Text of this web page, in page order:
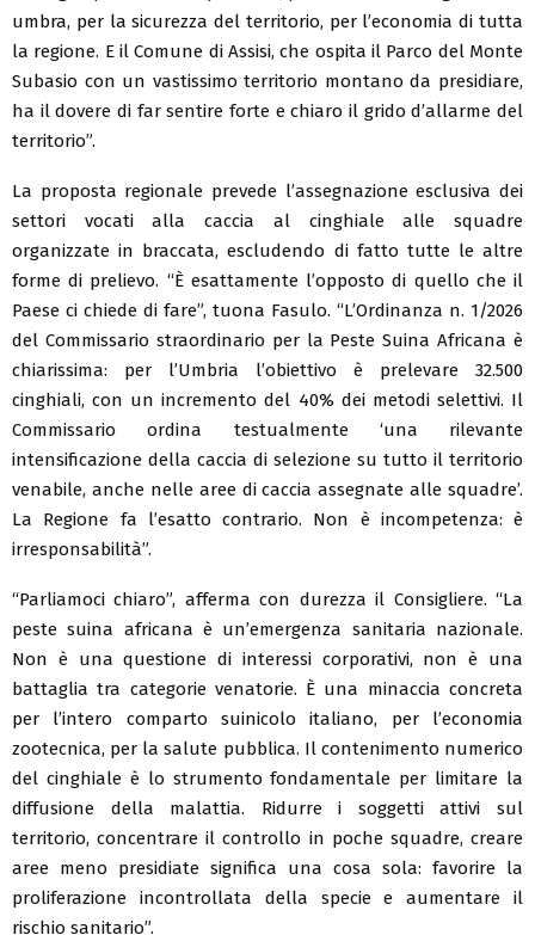
umbra, per la sicurezza del territorio, per l’economia di tutta
la regione. E il Comune di Assisi, che ospita il Parco del Monte
Subasio con un vastissimo territorio montano da presidiare,
ha il dovere di far sentire forte e chiaro il grido d’allarme del
territorio”.
La proposta regionale prevede l’assegnazione esclusiva dei
settori vocati alla caccia al cinghiale alle squadre
organizzate in braccata, escludendo di fatto tutte le altre
forme di prelievo. “È esattamente l’opposto di quello che il
Paese ci chiede di fare”, tuona Fasulo. “L’Ordinanza n. 1/2026
del Commissario straordinario per la Peste Suina Africana è
chiarissima: per l’Umbria l’obiettivo è prelevare 32.500
cinghiali, con un incremento del 40% dei metodi selettivi. Il
Commissario ordina testualmente ‘una rilevante
intensificazione della caccia di selezione su tutto il territorio
venabile, anche nelle aree di caccia assegnate alle squadre’.
La Regione fa l’esatto contrario. Non è incompetenza: è
irresponsabilità”.
“Parliamoci chiaro”, afferma con durezza il Consigliere. “La
peste suina africana è un’emergenza sanitaria nazionale.
Non è una questione di interessi corporativi, non è una
battaglia tra categorie venatorie. È una minaccia concreta
per l’intero comparto suinicolo italiano, per l’economia
zootecnica, per la salute pubblica. Il contenimento numerico
del cinghiale è lo strumento fondamentale per limitare la
diffusione della malattia. Ridurre i soggetti attivi sul
territorio, concentrare il controllo in poche squadre, creare
aree meno presidiate significa una cosa sola: favorire la
proliferazione incontrollata della specie e aumentare il
rischio sanitario”.